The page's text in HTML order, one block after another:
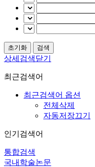
상세검색닫기
최근검색어
최근검색어 옵션
전체삭제
자동저장끄기
인기검색어
통합검색
국내학술논문